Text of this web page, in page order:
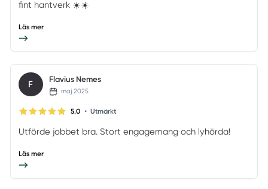
fint hantverk ☀️☀️
Läs mer
F Flavius Nemes
maj 2025
5.0 • Utmärkt
Utförde jobbet bra. Stort engagemang och lyhörda!
Läs mer